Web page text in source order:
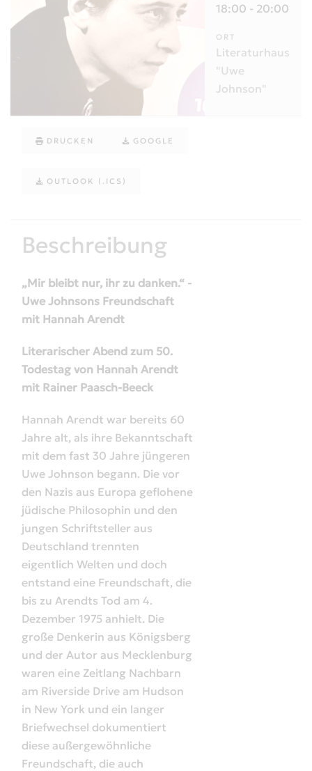
18:00 - 20:00
ORT
Literaturhaus
"Uwe
Johnson"
DRUCKEN GOOGLE
OUTLOOK (.ICS)
Beschreibung
„Mir bleibt nur, ihr zu danken.“ -
Uwe Johnsons Freundschaft
mit Hannah Arendt
Literarischer Abend zum 50.
Todestag von Hannah Arendt
mit Rainer Paasch-Beeck
Hannah Arendt war bereits 60
Jahre alt, als ihre Bekanntschaft
mit dem fast 30 Jahre jüngeren
Uwe Johnson begann. Die vor
den Nazis aus Europa geflohene
jüdische Philosophin und den
jungen Schriftsteller aus
Deutschland trennten
eigentlich Welten und doch
entstand eine Freundschaft, die
bis zu Arendts Tod am 4.
Dezember 1975 anhielt. Die
große Denkerin aus Königsberg
und der Autor aus Mecklenburg
waren eine Zeitlang Nachbarn
am Riverside Drive am Hudson
in New York und ein langer
Briefwechsel dokumentiert
diese außergewöhnliche
Freundschaft, die auch